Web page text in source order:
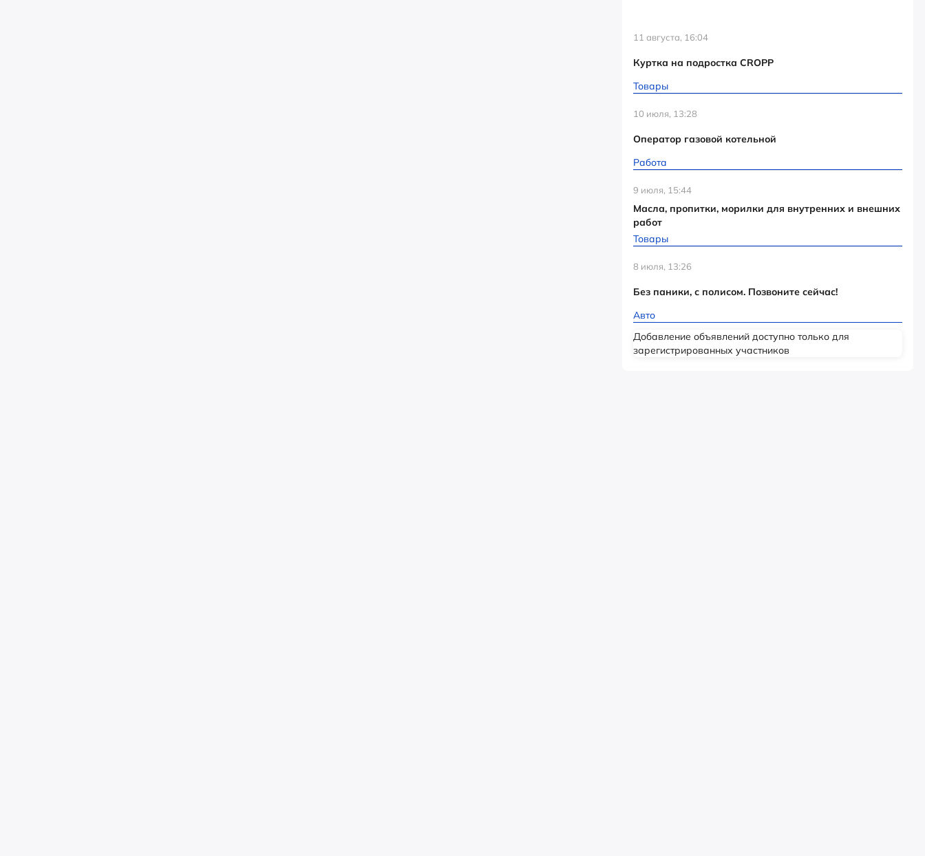
11 августа, 16:04
Куртка на подростка CROPP
Товары
10 июля, 13:28
Оператор газовой котельной
Работа
9 июля, 15:44
Масла, пропитки, морилки для внутренних и внешних
работ
Товары
8 июля, 13:26
Без паники, с полисом. Позвоните сейчас!
Авто
Добавление объявлений доступно только для
зарегистрированных участников